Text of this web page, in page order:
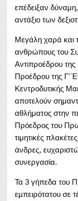
επέδειξαν
αντάξιο των
Μεγάλη χαρά και
ανθρώπους του
Αντιπροέδρου
Προέδρου της Γ’
Κεντροδυτικής
αποτελούν
αθλήματος στην
Πρόεδρος του
τιμητικές
άνδρες,
συνεργασία.
Τα 3 γήπεδα του
εμπειρότατου σε